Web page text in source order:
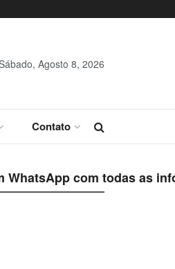
Agosto 8, 2026
Contato
WhatsApp com todas as